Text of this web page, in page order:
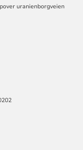
uranienborgveien